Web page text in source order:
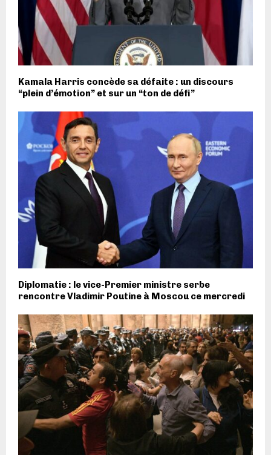
Kamala Harris concède sa défaite : un discours
“plein d’émotion” et sur un “ton de défi”
Diplomatie : le vice-Premier ministre serbe
rencontre Vladimir Poutine à Moscou ce mercredi